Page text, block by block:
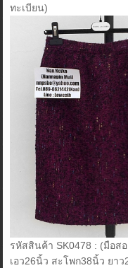
ทะเบียน)
รหัสสินค้า SK0478 : (มือส
เอว26นิ้ว สะโพก38นิ้ว ยา